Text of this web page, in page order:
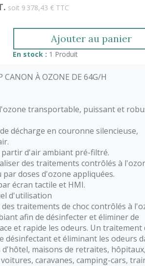
soit 9 378,43 € TTC
Ajouter au panier
En stock : 1 Produit
CANON À OZONE DE 64G/H
transportable, puissant et
décharge en couronne silencieuse,
partir d'air ambiant pré-filtré.
des traitements contrôlés à
doses d'ozone appliquées.
écran tactile et HMI.
d'utilisation
traitements de choc contrôlés à
afin de désinfecter et éliminer de
et rapide les odeurs. Un traitement
désinfectant et éliminant les odeurs
d'hôtel, maisons de retraites, hôpitaux,
caravanes, camping-cars,